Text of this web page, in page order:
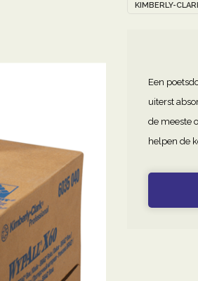
KIMBERLY-
Een
uiterst
de meeste
helpen de